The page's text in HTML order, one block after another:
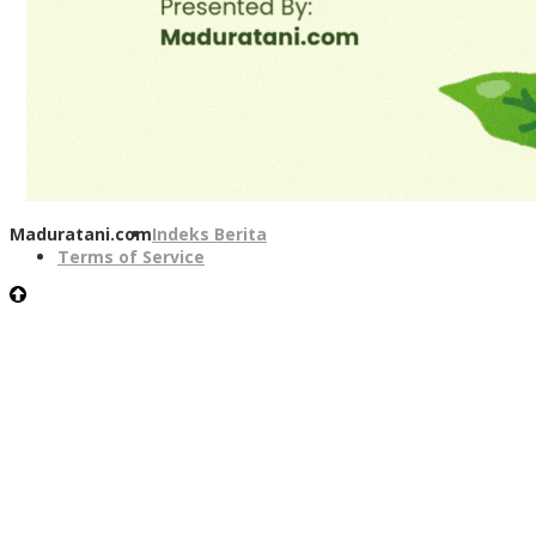
Maduratani.comIndeks Berita
Terms of Service